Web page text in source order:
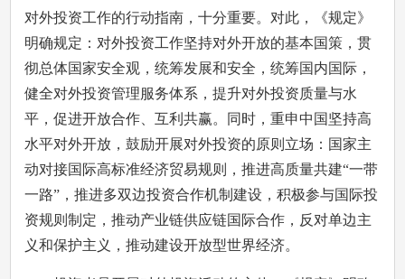
对外投资工作的行动指南，十分重要。对此，《规定》
明确规定：对外投资工作坚持对外开放的基本国策，贯
彻总体国家安全观，统筹发展和安全，统筹国内国际，
健全对外投资管理服务体系，提升对外投资质量与水
平，促进开放合作、互利共赢。同时，重申中国坚持高
水平对外开放，鼓励开展对外投资的原则立场：国家主
动对接国际高标准经济贸易规则，推进高质量共建“一带
一路”，推进多双边投资合作机制建设，积极参与国际投
资规则制定，推动产业链供应链国际合作，反对单边主
义和保护主义，推动建设开放型世界经济。